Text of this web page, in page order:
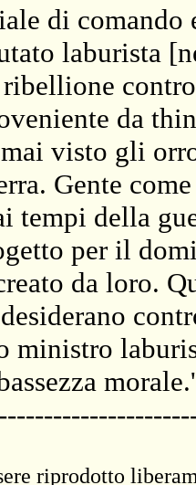
di
laburista
da
visto gli
Gente
tempi della
per il
da loro.
ministro
morale.'
riprodotto